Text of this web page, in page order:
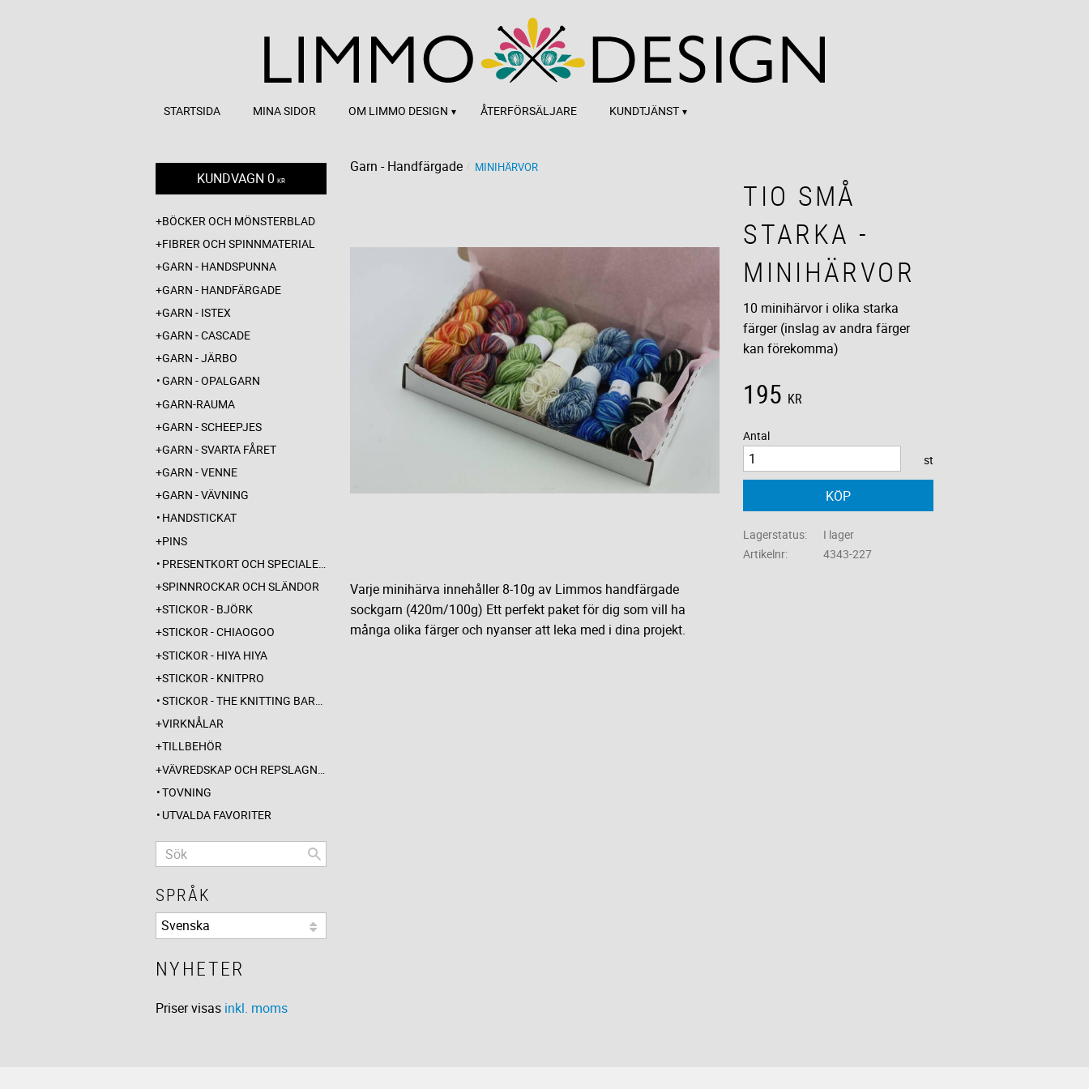
STARTSIDA MINA SIDOR OM LIMMO DESIGN ÅTERFÖRSÄLJARE KUNDTJÄNST
Garn - Handfärgade MINIHÄRVOR
TIO SMÅ
STARKA -
MINIHÄRVOR
10 minihärvor i olika starka
färger (inslag av andra färger
kan förekomma)
195 KR
Antal
st
KÖP
Lagerstatus
I lager
Artikelnr
4343-227
Varje minihärva innehåller 8-10g av Limmos handfärgade
sockgarn (420m/100g) Ett perfekt paket för dig som vill ha
många olika färger och nyanser att leka med i dina projekt.
KUNDVAGN 0 KR
BÖCKER OCH MÖNSTERBLAD
FIBRER OCH SPINNMATERIAL
GARN - HANDSPUNNA
GARN - HANDFÄRGADE
GARN - ISTEX
GARN - CASCADE
GARN - JÄRBO
GARN - OPALGARN
GARN-RAUMA
GARN - SCHEEPJES
GARN - SVARTA FÅRET
GARN - VENNE
GARN - VÄVNING
HANDSTICKAT
PINS
PRESENTKORT OCH SPECIALERBJUDANDEN
SPINNROCKAR OCH SLÄNDOR
STICKOR - BJÖRK
STICKOR - CHIAOGOO
STICKOR - HIYA HIYA
STICKOR - KNITPRO
STICKOR - THE KNITTING BARBER
VIRKNÅLAR
TILLBEHÖR
VÄVREDSKAP OCH REPSLAGNING
TOVNING
UTVALDA FAVORITER
SPRÅK
NYHETER
Priser visas inkl. moms